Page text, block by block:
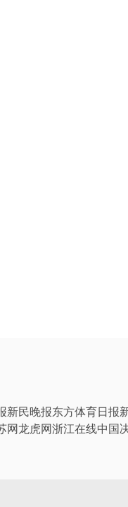
新民晚报东方体育日报
网龙虎网浙江在线中国